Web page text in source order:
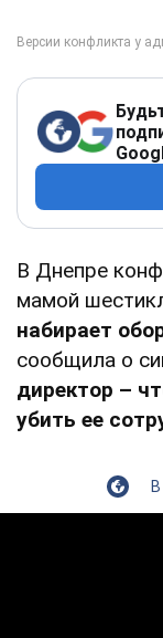
В Днепре
мамой
набирает
сообщила о
директор –
убить ее